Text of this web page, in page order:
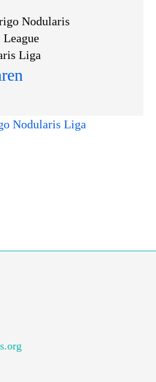
Liga
Nodularis Liga